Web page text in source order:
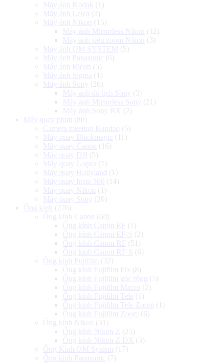
Máy ảnh Kodak (1)
Máy ảnh Leica (3)
Máy ảnh Nikon
(15)
Máy ảnh Mirrorless Nikon
(12)
Máy ảnh siêu zoom Nikon
(3)
Máy ảnh OM SYSTEM (5)
Máy ảnh Panasonic (6)
Máy ảnh Ricoh
(5)
Máy ảnh Sigma (1)
Máy ảnh Sony (26)
Máy ảnh du lịch Sony (3)
Máy ảnh Mirrorless Sony (21)
Máy ảnh Sony RX (2)
Máy quay phim (80)
Camera meeting Kandao (5)
Máy quay Blackmagic (11)
Máy quay Canon
(16)
Máy quay DJI (5)
Máy quay Gopro (7)
Máy quay Hollyland
(1)
Máy quay Insta 360 (14)
Máy quay Nikon
(1)
Máy quay Sony (20)
Ống kính
(276)
Ống kính Canon
(60)
Ống kính Canon EF
(1)
Ống kính Canon EF-S (2)
Ống kính Canon RF
(51)
Ống kính Canon RF-S (6)
Ống kính Fujifilm (32)
Ống kính Fujifilm Fix (8)
Ống kính Fujifilm góc rộng (5)
Ống kính Fujifilm Macro (2)
Ống kính Fujifilm Tele (1)
Ống kính Fujifilm Tele Zoom (1)
Ống kính Fujifilm Zoom (6)
Ống kính Nikon
(31)
Ống kính Nikon Z (25)
Ống kính Nikon Z DX (3)
Ống Kính OM System (17)
Ống kính Panasonic (7)